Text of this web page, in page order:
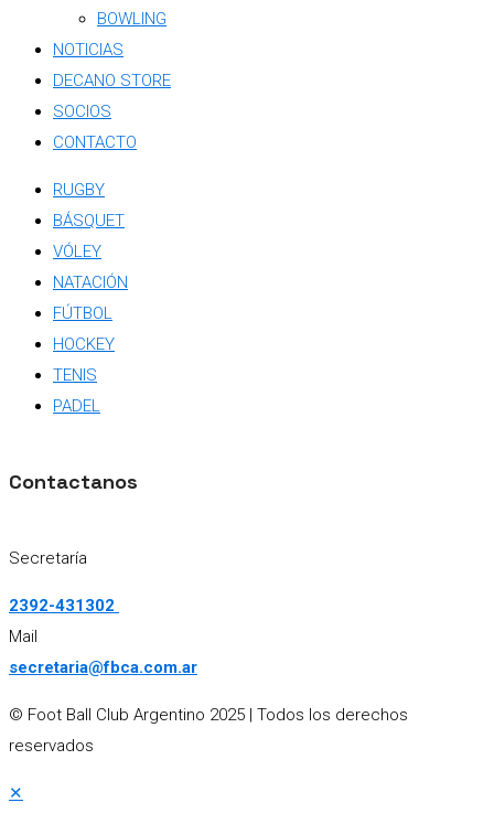
BOWLING
NOTICIAS
DECANO STORE
SOCIOS
CONTACTO
RUGBY
BÁSQUET
VÓLEY
NATACIÓN
FÚTBOL
HOCKEY
TENIS
PADEL
Contactanos
Secretaría
2392-431302
Mail
secretaria@fbca.com.ar
© Foot Ball Club Argentino 2025 | Todos los derechos
reservados
✕